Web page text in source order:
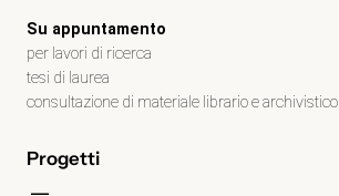
Su appuntamento
per lavori di ricerca
tesi di laurea
consultazione di materiale librario e archivistico
Progetti